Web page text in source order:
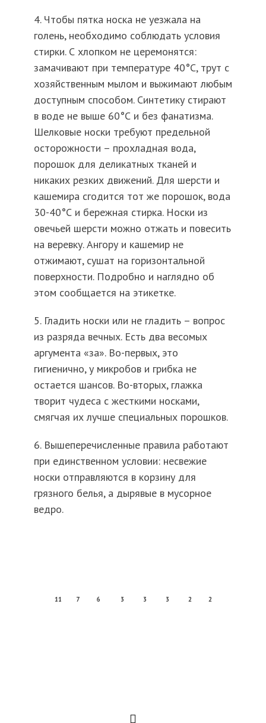
4. Чтобы пятка носка не уезжала на
голень, необходимо соблюдать условия
стирки. С хлопком не церемонятся:
замачивают при температуре 40°С, трут с
хозяйственным мылом и выжимают любым
доступным способом. Синтетику стирают
в воде не выше 60°С и без фанатизма.
Шелковые носки требуют предельной
осторожности – прохладная вода,
порошок для деликатных тканей и
никаких резких движений. Для шерсти и
кашемира сгодится тот же порошок, вода
30-40°С и бережная стирка. Носки из
овечьей шерсти можно отжать и повесить
на веревку. Ангору и кашемир не
отжимают, сушат на горизонтальной
поверхности. Подробно и наглядно об
этом сообщается на этикетке.
5. Гладить носки или не гладить – вопрос
из разряда вечных. Есть два весомых
аргумента «за». Во-первых, это
гигиенично, у микробов и грибка не
остается шансов. Во-вторых, глажка
творит чудеса с жесткими носками,
смягчая их лучше специальных порошков.
6. Вышеперечисленные правила работают
при единственном условии: несвежие
носки отправляются в корзину для
грязного белья, а дырявые в мусорное
ведро.
11 7 6 3 3 3 2 2